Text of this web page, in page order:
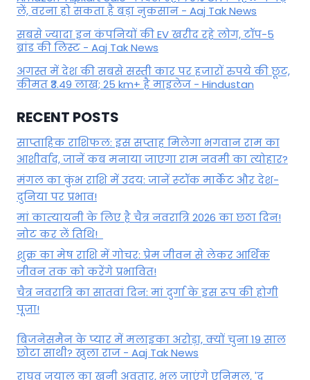
लें, वरना हो सकता है बड़ा नुकसान - Aaj Tak News
सबसे ज्यादा इन कंपनियों की EV खरीद रहे लोग, टॉप-5
ब्रांड की लिस्ट - Aaj Tak News
अगस्त में देश की सबसे सस्ती कार पर हजारों रुपये की छूट,
कीमत ₹3.49 लाख; 25 km+ है माइलेज - Hindustan
RECENT POSTS
साप्ताहिक राशिफल: इस सप्ताह मिलेगा भगवान राम का
आशीर्वाद, जानें कब मनाया जाएगा राम नवमी का त्योहार?
मंगल का कुंभ राशि में उदय: जानें स्‍टॉक मार्केट और देश-
दुनिया पर प्रभाव!
मां कात्‍यायनी के लिए है चैत्र नवरात्रि 2026 का छठा दिन!
नोट कर लें तिथि!
शुक्र का मेष राशि में गोचर: प्रेम जीवन से लेकर आर्थिक
जीवन तक को करेंगे प्रभावित!
चैत्र नवरात्रि का सातवां दिन: मां दुर्गा के इस रूप की होगी
पूजा!
बिजनेसमैन के प्यार में मलाइका अरोड़ा, क्यों चुना 19 साल
छोटा साथी? खुला राज - Aaj Tak News
राघव जुयाल का खूनी अवतार, भूल जाएंगे एनिमल, 'द